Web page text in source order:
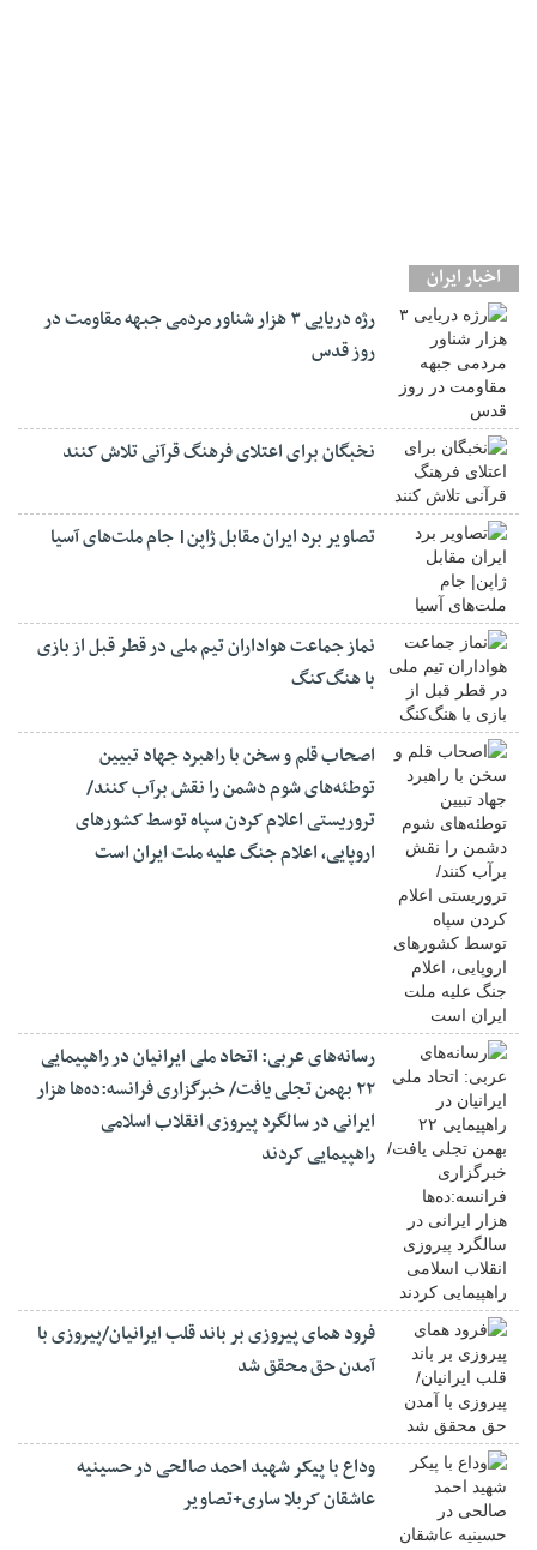
اخبار ایران
رژه دریایی ۳ هزار شناور مردمی جبهه مقاومت در
روز قدس
نخبگان برای اعتلای فرهنگ قرآنی تلاش کنند
تصاویر برد ایران مقابل ژاپن| جام ملت‌های آسیا
نماز جماعت هواداران تیم ملی در قطر قبل از بازی
با هنگ‌کنگ
اصحاب قلم و سخن با راهبرد جهاد تبیین
توطئه‌های شوم دشمن را نقش برآب کنند/
تروریستی اعلام کردن سپاه توسط کشورهای
اروپایی، اعلام جنگ علیه ملت ایران است
رسانه‌های عربی: اتحاد ملی ایرانیان در راهپیمایی
۲۲ بهمن تجلی یافت/ خبرگزاری فرانسه:ده‌ها هزار
ایرانی در سالگرد پیروزی انقلاب اسلامی
راهپیمایی کردند
فرود همای پیروزی بر باند قلب ایرانیان/پیروزی با
آمدن حق محقق شد
وداع با پیکر شهید احمد صالحی‌ در حسینیه
عاشقان کربلا ساری+تصاویر